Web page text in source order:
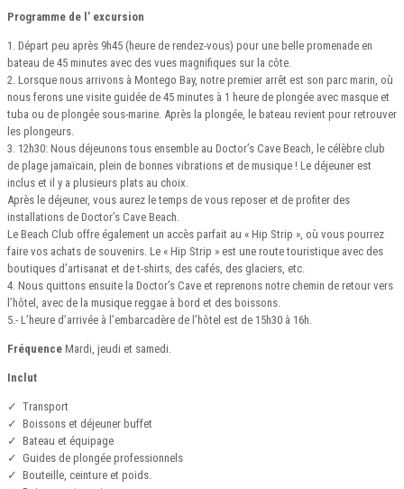
Programme de l’ excursion
1. Départ peu après 9h45 (heure de rendez-vous) pour une belle promenade en
bateau de 45 minutes avec des vues magnifiques sur la côte.
2. Lorsque nous arrivons à Montego Bay, notre premier arrêt est son parc marin, où
nous ferons une visite guidée de 45 minutes à 1 heure de plongée avec masque et
tuba ou de plongée sous-marine. Après la plongée, le bateau revient pour retrouver
les plongeurs.
3. 12h30: Nous déjeunons tous ensemble au Doctor’s Cave Beach, le célèbre club
de plage jamaïcain, plein de bonnes vibrations et de musique ! Le déjeuner est
inclus et il y a plusieurs plats au choix.
Après le déjeuner, vous aurez le temps de vous reposer et de profiter des
installations de Doctor’s Cave Beach.
Le Beach Club offre également un accès parfait au « Hip Strip », où vous pourrez
faire vos achats de souvenirs. Le « Hip Strip » est une route touristique avec des
boutiques d’artisanat et de t-shirts, des cafés, des glaciers, etc.
4. Nous quittons ensuite la Doctor’s Cave et reprenons notre chemin de retour vers
l’hôtel, avec de la musique reggae à bord et des boissons.
5.- L’heure d’arrivée à l’embarcadère de l’hôtel est de 15h30 à 16h.
Fréquence Mardi, jeudi et samedi.
Inclut
✓ Transport
✓ Boissons et déjeuner buffet
✓ Bateau et équipage
✓ Guides de plongée professionnels
✓ Bouteille, ceinture et poids.